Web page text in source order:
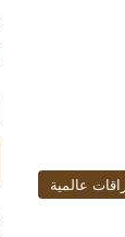
عالمية